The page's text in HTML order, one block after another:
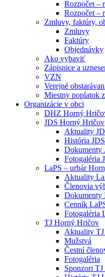
Rozpočet –
Rozpočet –
Zmluvy, faktúry,
Zmluvy
Faktúry
Objednávky
Ako vybaviť
Zápisnice a
VZN
Verejné
Miestny poplatok
Organizácie v obci
DHZ Horný
JDS Horný Hričov
Aktuality
História JDS
Dokumenty
Fotogaléria
LaPS – urbár
Aktuality
Členovia
Dokumenty
Cenník
Fotogaléria
TJ Horný Hričov
Aktuality
Mužstvá
Čestní
Fotogaléria
Sponzori